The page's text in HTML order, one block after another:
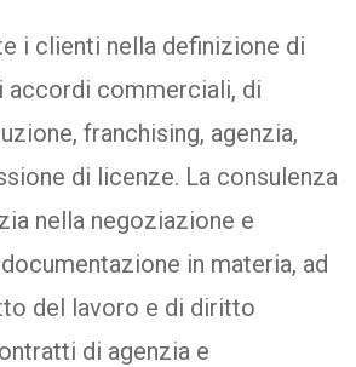
i clienti nella definizione di
accordi commerciali, di
franchising, agenzia,
di licenze. La consulenza
nella negoziazione e
in materia, ad
del lavoro e di diritto
di agenzia e